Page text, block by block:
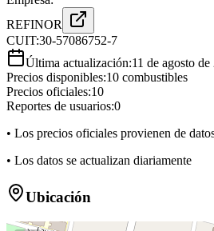
REFINOR
CUIT:30-57086752-7
Última actualización:11 de agosto de
Precios disponibles:10 combustibles
Precios oficiales:10
Reportes de usuarios:0
• Los precios oficiales provienen de
• Los datos se actualizan diariamente
Ubicación